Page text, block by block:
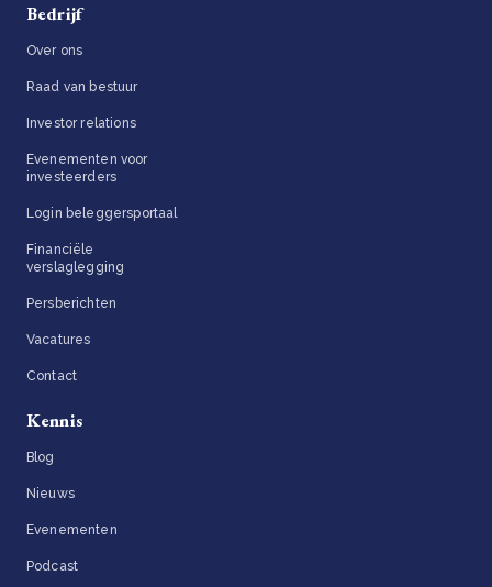
Bedrijf
Over ons
Raad van bestuur
Investor relations
Evenementen voor
investeerders
Login beleggersportaal
Financiële
verslaglegging
Persberichten
Vacatures
Contact
Kennis
Blog
Nieuws
Evenementen
Podcast